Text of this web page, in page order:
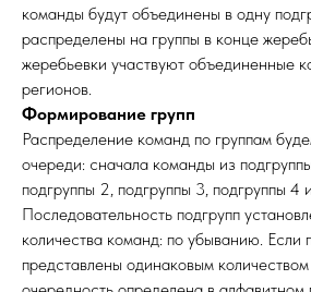
команды будут объединены в одну
распределены на группы в конце
жеребьевки участвуют объединенные
регионов.
Формирование групп
Распределение команд по группам
очереди: сначала команды из
подгруппы 2, подгруппы 3, подгруппы 4
Последовательность подгрупп
количества команд: по убыванию. Если
представлены одинаковым